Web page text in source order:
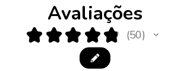
Avaliações
★ ★ ★ ★ ★ 50
50